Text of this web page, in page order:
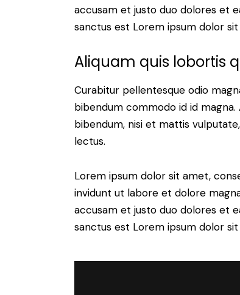
accusam et justo duo dolores et
sanctus est Lorem ipsum dolor
Aliquam quis lobortis
Curabitur pellentesque odio
bibendum commodo id id
bibendum, nisi et mattis
lectus.
Lorem ipsum dolor sit amet,
invidunt ut labore et dolore
accusam et justo duo dolores et
sanctus est Lorem ipsum dolor